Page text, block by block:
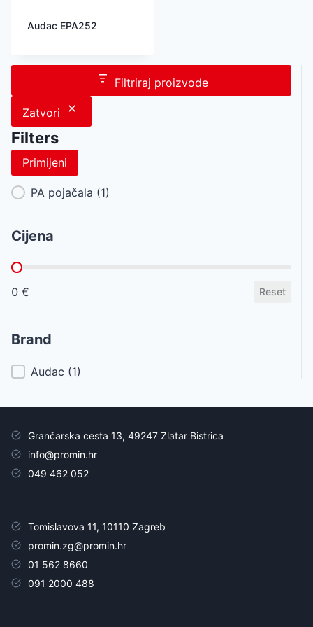
Audac EPA252
Filtriraj proizvode
Zatvori
Filters
Primijeni
Category Facet
PA pojačala (1)
Cijena
Cijena
0 € Reset
Brand
Brand
Audac (1)
Grančarska cesta 13, 49247 Zlatar Bistrica
info@promin.hr
049 462 052
Tomislavova 11, 10110 Zagreb
promin.zg@promin.hr
01 562 8660
091 2000 488